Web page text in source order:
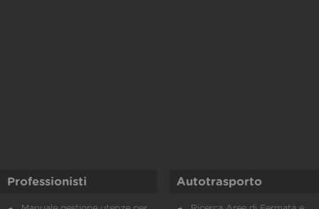
Professionisti Autotrasporto